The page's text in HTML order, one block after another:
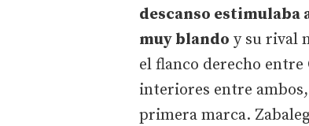
descanso estimulaba
muy blando y su rival
el flanco derecho entre
interiores entre
primera marca.